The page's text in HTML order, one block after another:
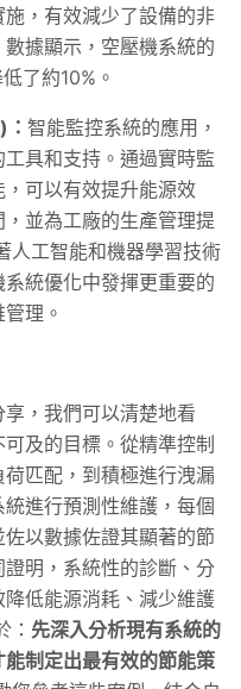
，有效減少了設備的非
據顯示，空壓機系統的
了約10%。
智能監控系統的應用，
具和支持。通過實時監
可以有效提升能源效
並為工廠的生產管理提
人工智能和機器學習技術
統優化中發揮更重要的
理。
享，我們可以清楚地看
及的目標。從精準控制
匹配，到積極進行洩漏
進行預測性維護，每個
以數據佐證其顯著的節
證明，系統性的診斷、分
低能源消耗、減少維護
： 先深入分析現有系統的
制定出最有效的節能策